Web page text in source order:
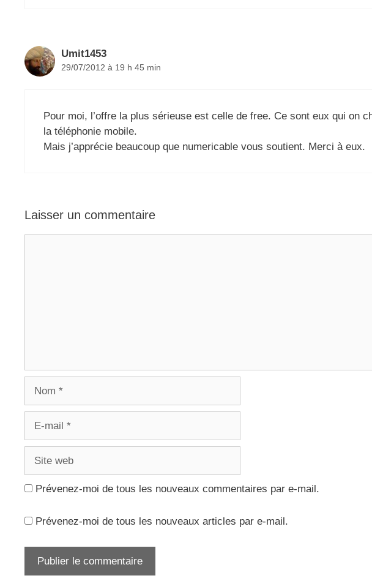
Umit1453
29/07/2012 à 19 h 45 min
Pour moi, l’offre la plus sérieuse est celle de free. Ce sont eux qui on
la téléphonie mobile.
Mais j’apprécie beaucoup que numericable vous soutient. Merci à eux.
Laisser un commentaire
Prévenez-moi de tous les nouveaux commentaires par e-mail.
Prévenez-moi de tous les nouveaux articles par e-mail.